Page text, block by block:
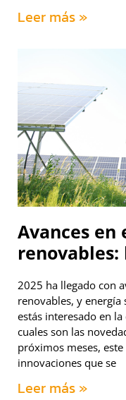
Leer más »
Avances en
2025 ha llegado con
renovables, y energía
estás interesado en
cuales son las
próximos meses,
innovaciones que se
Leer más »